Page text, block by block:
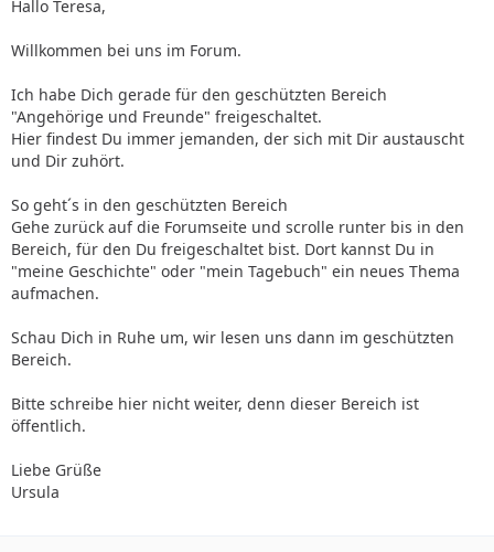
Hallo Teresa,
Willkommen bei uns im Forum.
Ich habe Dich gerade für den geschützten Bereich
"Angehörige und Freunde" freigeschaltet.
Hier findest Du immer jemanden, der sich mit Dir austauscht
und Dir zuhört.
So geht´s in den geschützten Bereich
Gehe zurück auf die Forumseite und scrolle runter bis in den
Bereich, für den Du freigeschaltet bist. Dort kannst Du in
"meine Geschichte" oder "mein Tagebuch" ein neues Thema
aufmachen.
Schau Dich in Ruhe um, wir lesen uns dann im geschützten
Bereich.
Bitte schreibe hier nicht weiter, denn dieser Bereich ist
öffentlich.
Liebe Grüße
Ursula